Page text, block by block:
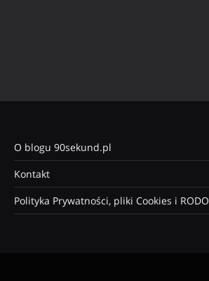
O blogu 90sekund.pl
Kontakt
Polityka Prywatności, pliki Cookies i RODO